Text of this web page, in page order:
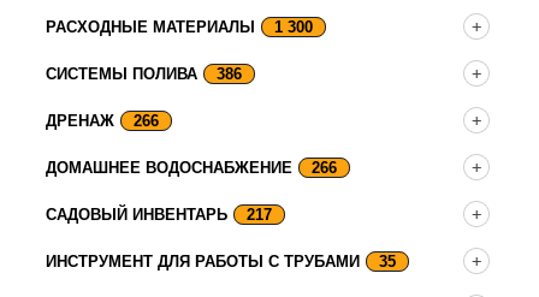
РАСХОДНЫЕ МАТЕРИАЛЫ 1 300
СИСТЕМЫ ПОЛИВА 386
ДРЕНАЖ 266
ДОМАШНЕЕ ВОДОСНАБЖЕНИЕ 266
САДОВЫЙ ИНВЕНТАРЬ 217
ИНСТРУМЕНТ ДЛЯ РАБОТЫ С ТРУБАМИ 35